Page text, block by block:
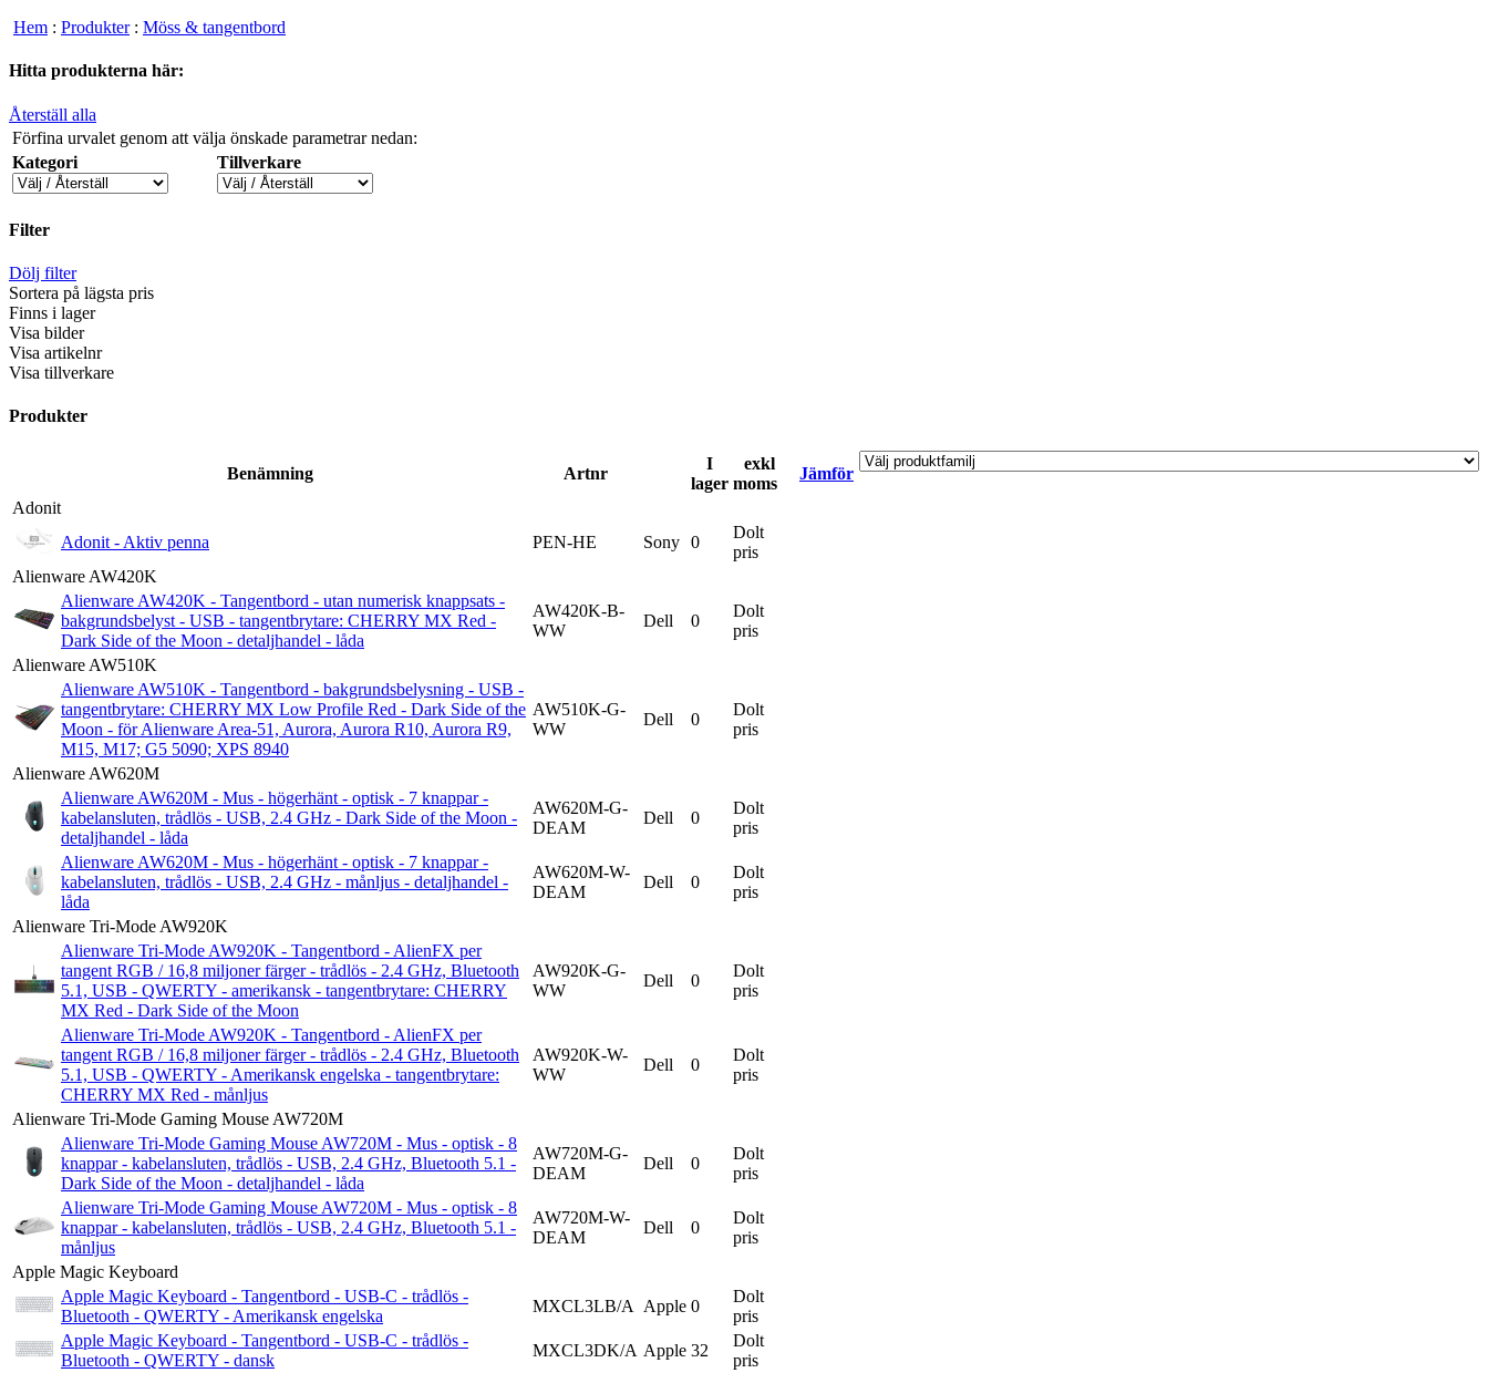
Hem : Produkter: Möss & tangentbord
Hitta produkterna här:
Återställ alla
Förfina urvalet genom att välja önskade parametrar nedan:
Kategori
Tillverkare
Filter
Dölj filter
Sortera på lägsta pris
Finns i lager
Visa bilder
Visa artikelnr
Visa tillverkare
Produkter
Benämning Artnr
I
lager
exkl
moms
Jämför
Adonit
Adonit - Aktiv penna
PEN-HE Sony 0
Dolt
pris
Alienware AW420K
Alienware AW420K - Tangentbord - utan numerisk knappsats -
bakgrundsbelyst - USB - tangentbrytare: CHERRY MX Red -
Dark Side of the Moon - detaljhandel - låda
AW420K-B-
WW
Dell 0
Dolt
pris
Alienware AW510K
Alienware AW510K - Tangentbord - bakgrundsbelysning - USB -
tangentbrytare: CHERRY MX Low Profile Red - Dark Side of the
Moon - för Alienware Area-51, Aurora, Aurora R10, Aurora R9,
M15, M17; G5 5090; XPS 8940
AW510K-G-
WW
Dell 0
Dolt
pris
Alienware AW620M
Alienware AW620M - Mus - högerhänt - optisk - 7 knappar -
kabelansluten, trådlös - USB, 2.4 GHz - Dark Side of the Moon -
detaljhandel - låda
AW620M-G-
DEAM
Dell 0
Dolt
pris
Alienware AW620M - Mus - högerhänt - optisk - 7 knappar -
kabelansluten, trådlös - USB, 2.4 GHz - månljus - detaljhandel -
låda
AW620M-W-
DEAM
Dell 0
Dolt
pris
Alienware Tri-Mode AW920K
Alienware Tri-Mode AW920K - Tangentbord - AlienFX per
tangent RGB / 16,8 miljoner färger - trådlös - 2.4 GHz, Bluetooth
5.1, USB - QWERTY - amerikansk - tangentbrytare: CHERRY
MX Red - Dark Side of the Moon
AW920K-G-
WW
Dell 0
Dolt
pris
Alienware Tri-Mode AW920K - Tangentbord - AlienFX per
tangent RGB / 16,8 miljoner färger - trådlös - 2.4 GHz, Bluetooth
5.1, USB - QWERTY - Amerikansk engelska - tangentbrytare:
CHERRY MX Red - månljus
AW920K-W-
WW
Dell 0
Dolt
pris
Alienware Tri-Mode Gaming Mouse AW720M
Alienware Tri-Mode Gaming Mouse AW720M - Mus - optisk - 8
knappar - kabelansluten, trådlös - USB, 2.4 GHz, Bluetooth 5.1 -
Dark Side of the Moon - detaljhandel - låda
AW720M-G-
DEAM
Dell 0
Dolt
pris
Alienware Tri-Mode Gaming Mouse AW720M - Mus - optisk - 8
knappar - kabelansluten, trådlös - USB, 2.4 GHz, Bluetooth 5.1 -
månljus
AW720M-W-
DEAM
Dell 0
Dolt
pris
Apple Magic Keyboard
Apple Magic Keyboard - Tangentbord - USB-C - trådlös -
Bluetooth - QWERTY - Amerikansk engelska
MXCL3LB/A Apple 0
Dolt
pris
Apple Magic Keyboard - Tangentbord - USB-C - trådlös -
Bluetooth - QWERTY - dansk
MXCL3DK/A Apple 32
Dolt
pris